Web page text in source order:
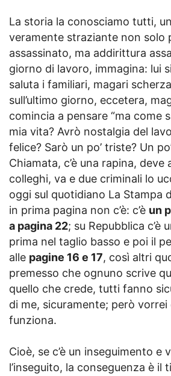
La storia la conosciamo tutti,
veramente straziante non solo
assassinato, ma addirittura
giorno di lavoro, immagina: lui
saluta i familiari, magari
sull’ultimo giorno, eccetera,
comincia a pensare “ma come
mia vita? Avrò nostalgia del
felice? Sarò un po’ triste? Un
Chiamata, c’è una rapina,
colleghi, va e due criminali lo
oggi sul quotidiano La Stampa
in prima pagina non c’è: c’è un
a pagina 22; su Repubblica c’è
prima nel taglio basso e poi il
alle pagine 16 e 17, così altri
premesso che ognuno scrive
quello che crede, tutti fanno
di me, sicuramente; però
funziona.
Cioè, se c’è un inseguimento e
l’inseguito, la conseguenza è il